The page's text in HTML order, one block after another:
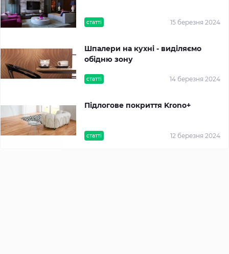
статті 15 березня 2024
статті 14 березня 2024
Шпалери на кухні - виділяємо
обідню зону
статті 12 березня 2024
Підлогове покриття Krono+